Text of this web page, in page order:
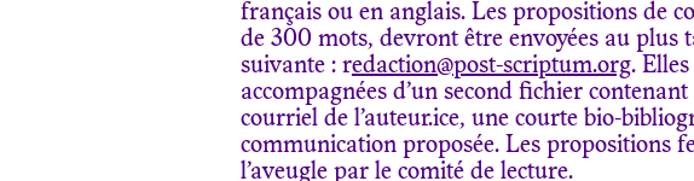
français ou en anglais. Les propositions de
de 300 mots, devront être envoyées au plus
suivante : redaction@post-scriptum.org.
accompagnées d’un second fichier
courriel de l’auteur.ice, une courte bio-
communication proposée. Les propositions
l’aveugle par le comité de lecture.